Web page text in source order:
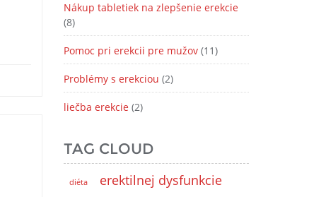
Nákup tabletiek na zlepšenie erekcie
(8)
Pomoc pri erekcii pre mužov(11)
Problémy s erekciou (2)
liečba erekcie(2)
TAG CLOUD
diéta erektilnej dysfunkcie